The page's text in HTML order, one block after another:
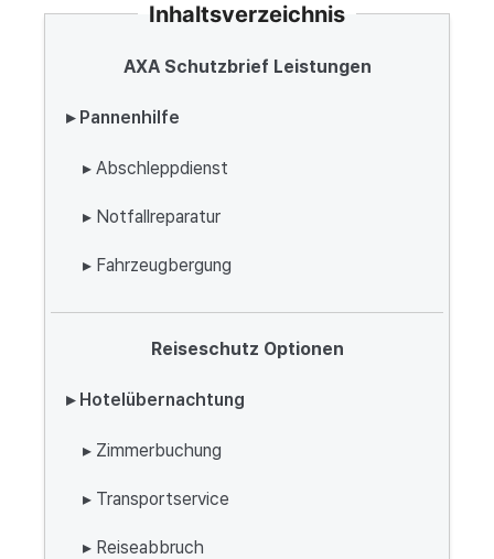
Inhaltsverzeichnis
AXA Schutzbrief Leistungen
▸ Pannenhilfe
▸ Abschleppdienst
▸ Notfallreparatur
▸ Fahrzeugbergung
Reiseschutz Optionen
▸ Hotelübernachtung
▸ Zimmerbuchung
▸ Transportservice
▸ Reiseabbruch